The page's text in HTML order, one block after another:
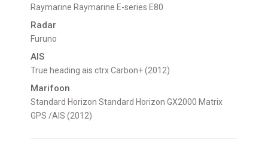
Raymarine Raymarine E-series E80
Radar
Furuno
AIS
True heading ais ctrx Carbon+ (2012)
Marifoon
Standard Horizon Standard Horizon GX2000 Matrix
GPS /AIS (2012)